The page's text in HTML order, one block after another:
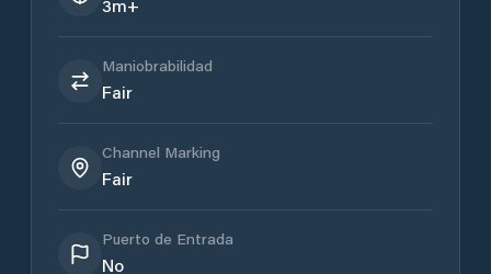
3m+
Maniobrabilidad
Fair
Channel Marking
Fair
Puerto de Entrada
No